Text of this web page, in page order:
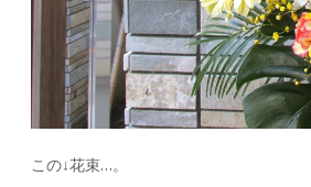
この↓花束…。